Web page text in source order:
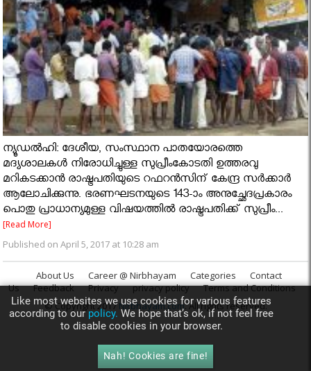
ന്യൂഡല്‍ഹി: ദേശീയ, സംസ്ഥാന പാതയോരത്തെ
മദ്യശാലകള്‍ നിരോധിച്ചുള്ള സുപ്രീംകോടതി ഉത്തരവു
മറികടക്കാന്‍ രാഷ്ട്രപതിയുടെ റഫറന്‍സിന് കേന്ദ്ര സര്‍ക്കാര്‍
ആലോചിക്കുന്നു. ഭരണഘടനയുടെ 143-ാം അനുച്ഛേദപ്രകാരം
പൊതു പ്രാധാന്യമുള്ള വിഷയത്തില്‍ രാഷ്ട്രപതിക്ക് സുപ്രീം...
[Read More]
Published on April 5, 2017 at 10:28 am
About Us Career @ Nirbhayam Categories
Contact
Us
Feedback Privacy privacy policy
Terms and Conditions
© Copyright 2017Nirbhayam.com. All rights reserved.
Like most websites we use cookies for various features
according to ourpolicy.We hope that’s ok, if not feel free
to disable cookies in your browser.
Nah! Cookies are fine!